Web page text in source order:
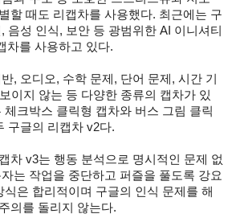
할 때도 리캡차를 사용했다. 최근에는 구
음성 인식, 보안 등 광범위한 AI 이니셔티
차를 사용하고 있다.
, 오디오, 수학 문제, 단어 문제, 시간 기
이지 않는 등 다양한 종류의 캡차가 있
크박스 클릭형 캡차와 버스 그림 클릭
구글의 리캡차 v2다.
차 v3는 행동 분석으로 명시적인 문제 없
는 작업을 중단하고 퍼즐을 풀도록 강요
은 합리적이며 구글의 인식 문제를 해
의를 돌리지 않는다.